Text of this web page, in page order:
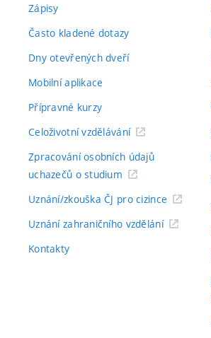
Zápisy
Často kladené dotazy
Dny otevřených dveří
Mobilní aplikace
Přípravné kurzy
Celoživotní vzdělávání
Zpracování osobních údajů
uchazečů o studium
Uznání/zkouška ČJ pro cizince
Uznání zahraničního vzdělání
Kontakty